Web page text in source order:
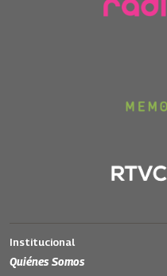
Institucional
Quiénes Somos